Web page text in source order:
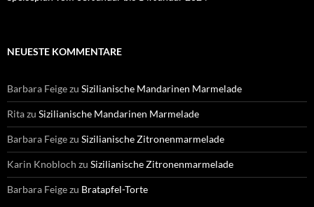
NEUESTE KOMMENTARE
Barbara Feigezu Sizilianische Mandarinen Marmelade
Ritazu Sizilianische Mandarinen Marmelade
Barbara Feigezu Sizilianische Zitronenmarmelade
Karin Knobloch zu Sizilianische Zitronenmarmelade
Barbara Feigezu Bratapfel-Torte